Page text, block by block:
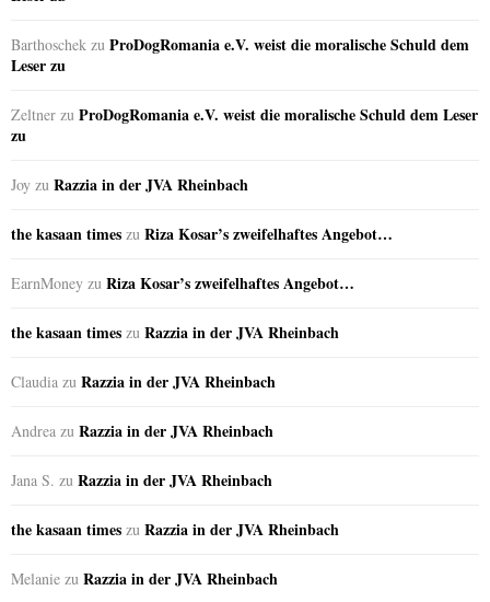
Barthoschek zu ProDogRomania e.V. weist die moralische Schuld dem
Leser zu
Zeltner zu ProDogRomania e.V. weist die moralische Schuld dem Leser
zu
Joy zu Razzia in der JVA Rheinbach
the kasaan times zu Riza Kosar’s zweifelhaftes Angebot…
EarnMoney zu Riza Kosar’s zweifelhaftes Angebot…
the kasaan times zu Razzia in der JVA Rheinbach
Claudia zu Razzia in der JVA Rheinbach
Andrea zu Razzia in der JVA Rheinbach
Jana S. zu Razzia in der JVA Rheinbach
the kasaan times zu Razzia in der JVA Rheinbach
Melanie zu Razzia in der JVA Rheinbach